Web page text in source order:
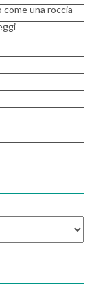
come una roccia